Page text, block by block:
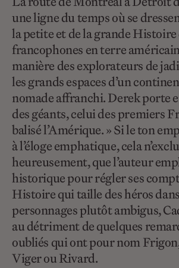
une ligne du temps où se
la petite et de la grande Histoire
francophones en terre
manière des explorateurs de
les grands espaces d’un
nomade affranchi. Derek porte
des géants, celui des premiers
balisé l’Amérique. » Si le ton
à l’éloge emphatique, cela
heureusement, que l’auteur
historique pour régler ses
Histoire qui taille des héros
personnages plutôt ambigus,
au détriment de quelques
oubliés qui ont pour nom
Viger ou Rivard.